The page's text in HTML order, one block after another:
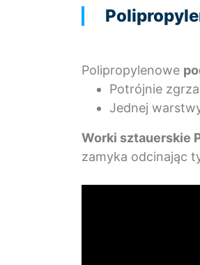
Polipropylenowe
Potrójnie
Jednej
Worki sztauerskie
zamyka odcinając